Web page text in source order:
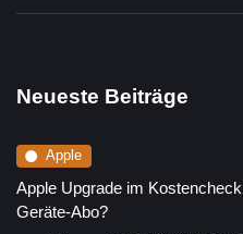
Neueste Beiträge
Apple
Apple Upgrade im
Geräte-Abo?